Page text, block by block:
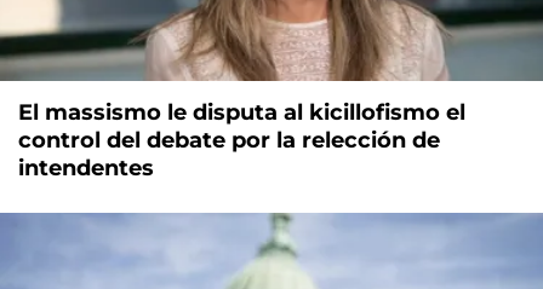
El massismo le disputa al kicillofismo el
control del debate por la relección de
intendentes